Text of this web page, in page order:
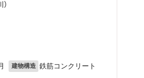
建物構造 鉄筋コンクリート